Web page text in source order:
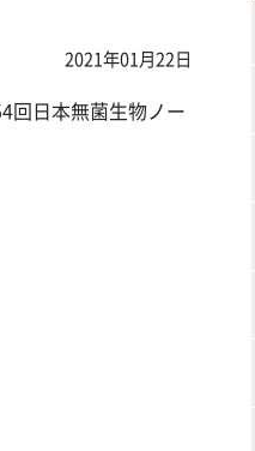
生産
2021年01月22日
回日本無菌生物ノー